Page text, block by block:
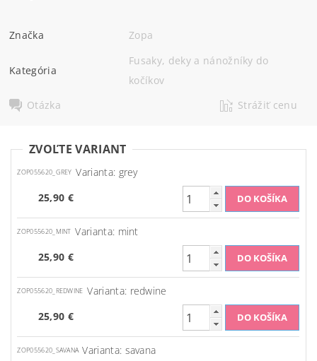
Značka Zopa
Kategória
Fusaky, deky a nánožníky do
kočíkov
Otázka
Strážiť cenu
ZVOĽTE VARIANT
ZOP055620_GREY Varianta: grey
25,90 €
ZOP055620_MINT Varianta: mint
25,90 €
ZOP055620_REDWINE Varianta: redwine
25,90 €
ZOP055620_SAVANA Varianta: savana